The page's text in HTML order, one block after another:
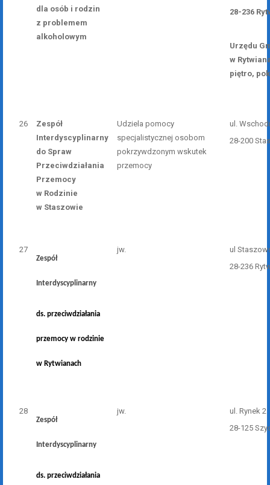
dla osób i rodzin
z problemem
alkoholowym
28-236
Urzędu
w
piętro,
26
Zespół
Interdyscyplinarny
do Spraw
Przeciwdziałania
Przemocy
w Rodzinie
w Staszowie
Udziela pomocy
specjalistycznej osobom
pokrzywdzonym wskutek
przemocy
ul.
28-200
27
Zespół
Interdyscyplinarny
ds. przeciwdziałania
przemocy w rodzinie
w Rytwianach
jw.
ul
28-236
28
Zespół
Interdyscyplinarny
ds. przeciwdziałania
jw.
ul. Rynek 2
28-125